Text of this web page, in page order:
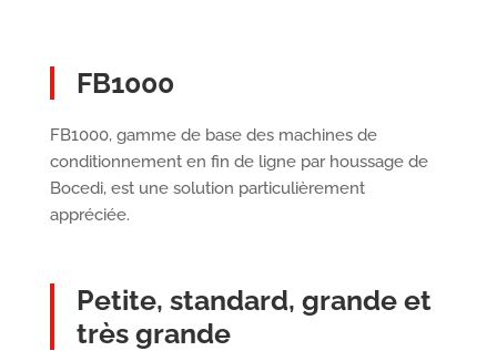
FB1000
FB1000, gamme de base des machines de
conditionnement en fin de ligne par houssage de
Bocedi, est une solution particulièrement
appréciée.
Petite, standard, grande et
très grande